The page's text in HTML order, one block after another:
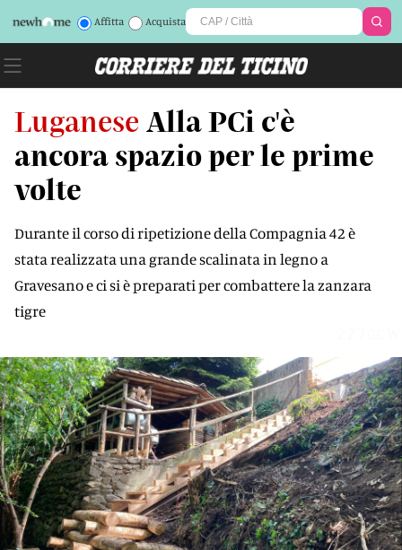
Affitta Acquista
Luganese Alla PCi c'è
ancora spazio per le prime
volte
Durante il corso di ripetizione della Compagnia 42 è
stata realizzata una grande scalinata in legno a
Gravesano e ci si è preparati per combattere la zanzara
tigre